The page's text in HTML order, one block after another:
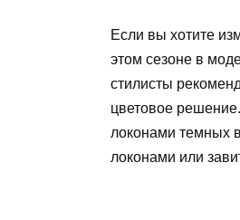
Если вы хотите
этом сезоне в
стилисты
цветовое
локонами темных
локонами или